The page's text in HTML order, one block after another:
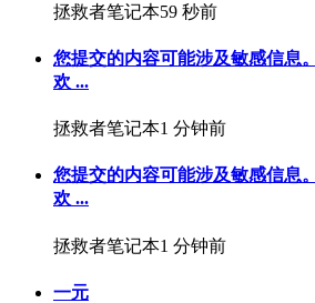
拯救者笔记本59 秒前
您提交的内容可能涉及敏感信息
欢 ...
拯救者笔记本1 分钟前
您提交的内容可能涉及敏感信息
欢 ...
拯救者笔记本1 分钟前
一元